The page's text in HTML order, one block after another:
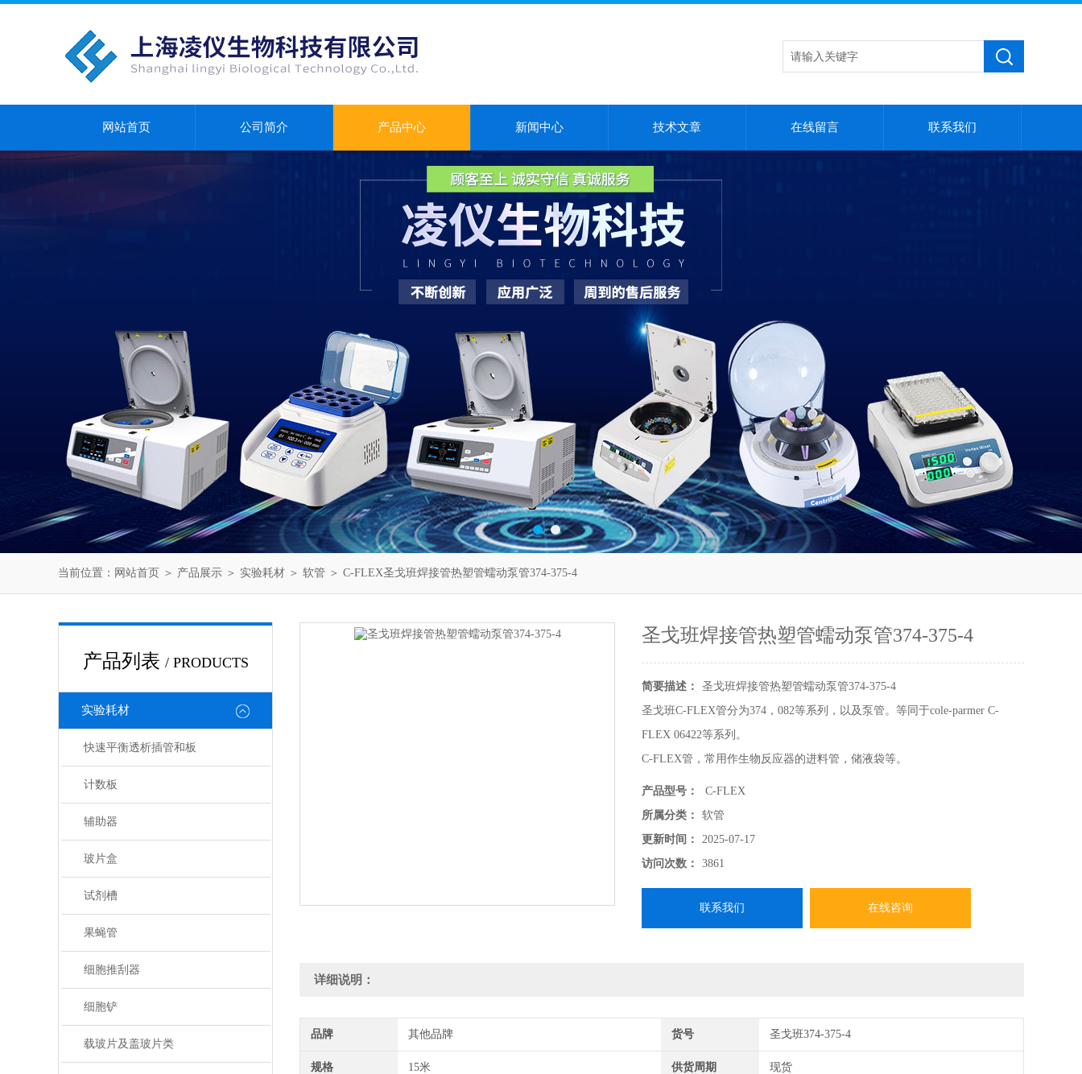
网站首页 公司简介 产品中心 新闻中心 技术文章 在线留言 联系我们
当前位置： 网站首页 ＞ 产品展示 ＞ 实验耗材 ＞ 软管 ＞ C-FLEX圣戈班焊接管热塑管蠕动泵管374-375-4
产品列表 / PRODUCTS
实验耗材
快速平衡透析插管和板
计数板
辅助器
玻片盒
试剂槽
果蝇管
细胞推刮器
细胞铲
载玻片及盖玻片类
圣戈班焊接管热塑管蠕动泵管374-375-4
简要描述：
圣戈班焊接管热塑管蠕动泵管374-375-4
圣戈班C-FLEX管分为374，082等系列，以及泵管。等同于cole-parmer C-
FLEX 06422等系列。
C-FLEX管，常用作生物反应器的进料管，储液袋等。
在-73~+135℃范围内均可维持弹性。
C-FLEX泵管的使用寿命非常长。
产品型号：
C-FLEX
所属分类：
软管
更新时间：
2025-07-17
访问次数：
3861
联系我们 在线咨询
详细说明：
品牌 其他品牌 货号 圣戈班374-375-4
规格 15米 供货周期 现货